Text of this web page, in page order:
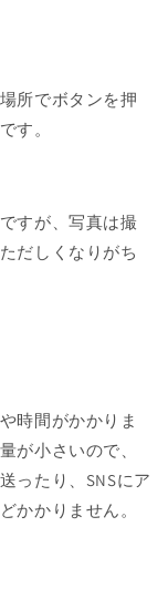
所でボタンを押
す。
すが、写真は撮
だしくなりがち
時間がかかりま
が小さいので、
ったり、SNSにア
かかりません。